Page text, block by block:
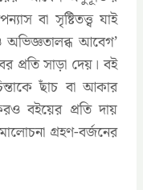
বা সৃষ্টিতত্ত্ব যাই
অভিজ্ঞতালব্ধ আবেগ’
প্রতি সাড়া দেয়। বই
ছাঁচ বা আকার
বইয়ের প্রতি দায়
গ্রহণ-বর্জনের